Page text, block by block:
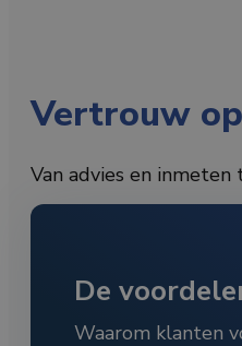
Vertrouw
Van advies en
De
Waarom klanten